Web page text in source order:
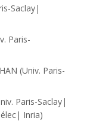
Saclay|
Paris-
(Univ. Paris-
Paris-Saclay|
Inria)